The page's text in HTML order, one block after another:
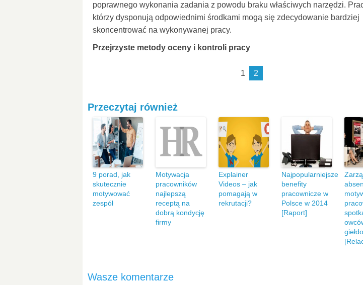
poprawnego wykonania zadania z powodu braku właściwych narzędzi.
którzy dysponują odpowiednimi środkami mogą się zdecydowanie bardziej
skoncentrować na wykonywanej pracy.
Przejrzyste metody oceny i kontroli pracy
1 2
Przeczytaj również
9 porad, jak
skutecznie
motywować
zespół
Motywacja
pracowników
najlepszą
receptą na
dobrą kondycję
firmy
Explainer
Videos – jak
pomagają w
rekrutacji?
Najpopularniejsze
benefity
pracownicze w
Polsce w 2014
[Raport]
Wasze komentarze